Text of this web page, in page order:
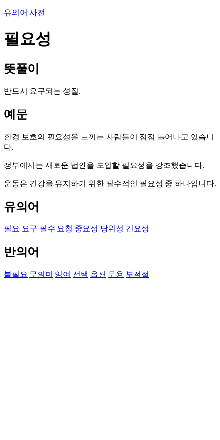
유의어 사전
필요성
뜻풀이
반드시 요구되는 성질.
예문
환경 보호의 필요성을 느끼는 사람들이 점점 늘어나고 있습니
다.
정부에서는 새로운 법안을 도입할 필요성을 강조했습니다.
운동은 건강을 유지하기 위한 필수적인 필요성 중 하나입니다.
유의어
필요 요구 필수 요청 중요성 당위성 긴요성
반의어
불필요 무의미 잉여 선택 옵션 무용 부적절